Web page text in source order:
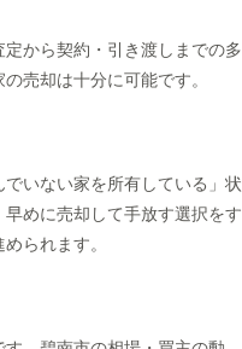
から契約・引き渡しまでの多
売却は十分に可能です。
いない家を所有している」状
めに売却して手放す選択をす
られます。